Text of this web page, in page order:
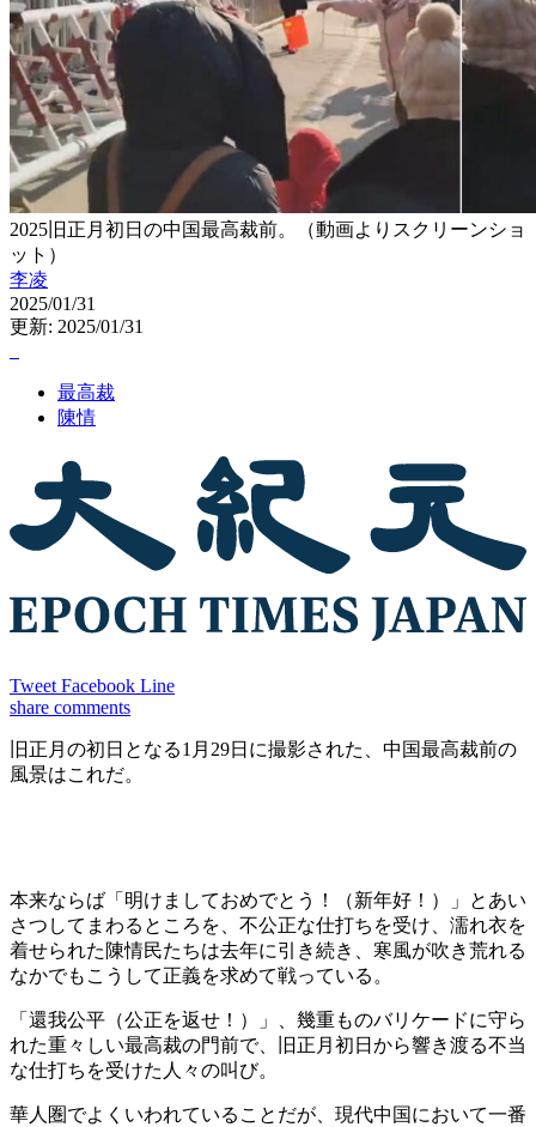
2025旧正月初日の中国最高裁前。（動画よりスクリーンショ
ット）
李凌
2025/01/31
更新: 2025/01/31
最高裁
陳情
Tweet Facebook Line
share comments
旧正月の初日となる1月29日に撮影された、中国最高裁前の
風景はこれだ。
本来ならば「明けましておめでとう！（新年好！）」とあい
さつしてまわるところを、不公正な仕打ちを受け、濡れ衣を
着せられた陳情民たちは去年に引き続き、寒風が吹き荒れる
なかでもこうして正義を求めて戦っている。
「還我公平（公正を返せ！）」、幾重ものバリケードに守ら
れた重々しい最高裁の門前で、旧正月初日から響き渡る不当
な仕打ちを受けた人々の叫び。
華人圏でよくいわれていることだが、現代中国において一番